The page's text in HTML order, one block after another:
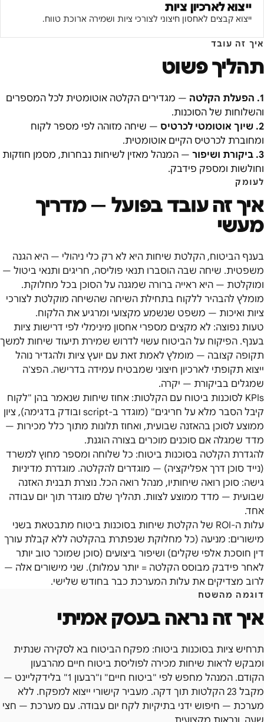
ייצוא לארכיון ציות
ייצוא קבצים לאחסון חיצוני לצורכי ציות ושמירה ארוכת טווח.
איך זה עובד
תהליך פשוט
1
. הפעלת הקלטה — מגדירים הקלטה אוטומטית לכל המספרים
והשלוחות של הסוכנות.
2
. שיוך אוטומטי לכרטיס — שיחה מזוהה לפי מספר לקוח
ומחוברת לכרטיס הקיים אוטומטית.
3
. ביקורת ושיפור — המנהל מאזין לשיחות נבחרות, מסמן חוזקות
וחולשות ומספק פידבק.
לעומק
איך זה עובד בפועל — מדריך
מעשי
בענף הביטוח, הקלטת שיחות היא לא רק כלי ניהולי — היא הגנה
משפטית. שיחה שבה הוסברו תנאי פוליסה, חריגים ותנאי ביטול —
ומוקלטת — היא ראייה ברורה שמגנה על הסוכן בכל מחלוקת.
מומלץ להבהיר ללקוח בתחילת השיחה שהשיחה מוקלטת לצורכי
ציות ואיכות — משפט שנשמע מקצועי ומרגיע את הלקוח.
טעות נפוצה: לא מקצים מספרי אחסון מינימלי לפי דרישות ציות
בענף. הפיקוח על הביטוח עשוי לדרוש שמירת תיעוד שיחות למשך
תקופה קצובה — מומלץ לאמת זאת עם יועץ ציות ולהגדיר נוהל
ייצוא תקופתי לארכיון חיצוני שמבטיח עמידה בדרישה. הפצ'ה
שמגלים בביקורת — יקרה.
KPIs לסוכנות ביטוח עם הקלטות: אחוז שיחות שנאמר בהן "לקוח
קיבל הסבר מלא על חריגים" (מוגדר ב-script ובודק בדגימה), ציון
ממוצע לסוכן בהאזנה שבועית, ואחוז תלונות מתוך כלל מכירות —
מדד שמגלה אם סוכנים מוכרים בצורה הוגנת.
להגדרת הקלטה בסוכנות ביטוח: כל שלוחה ומספר מחוץ למשרד
(נייד סוכן דרך אפליקציה) — מוגדרים להקלטה. מוגדרת מדיניות
גישה: סוכן רואה שיחותיו, מנהל רואה הכל. נוצרת תבנית האזנה
שבועית — מדד ממוצע לצוות. תהליך שלם מוגדר תוך יום עבודה
אחד.
עלות ה-ROI של הקלטת שיחות בסוכנות ביטוח מתבטאת בשני
מישורים: מניעה (כל מחלוקת שנפתרת בהקלטה ללא קבלת עורך
דין חוסכת אלפי שקלים) ושיפור ביצועים (סוכן שמוכר טוב יותר
לאחר פידבק מבוסס הקלטה = יותר עמלות). שני מישורים אלה —
לרוב מצדיקים את עלות המערכת כבר בחודש שלישי.
דוגמה מהשטח
איך זה נראה בעסק אמיתי
תרחיש ציות בסוכנות ביטוח: מפקח הביטוח בא לסקירה שנתית
ומבקש לראות שיחות מכירה לפוליסת ביטוח חיים מהרבעון
הקודם. המנהל מחפש לפי "ביטוח חיים" ו"רבעון 1" בלידקליינט —
מקבל 23 הקלטות תוך דקה. מעביר קישורי ייצוא למפקח. ללא
מערכת — חיפוש ידני בתיקיות לקח יום עבודה. עם מערכת — חצי